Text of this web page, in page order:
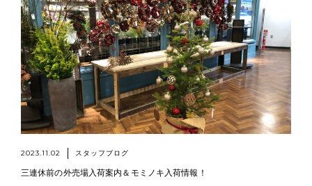
2023.11.02 スタッフブログ
三連休前の外売場入荷案内＆モミノキ入荷情報！